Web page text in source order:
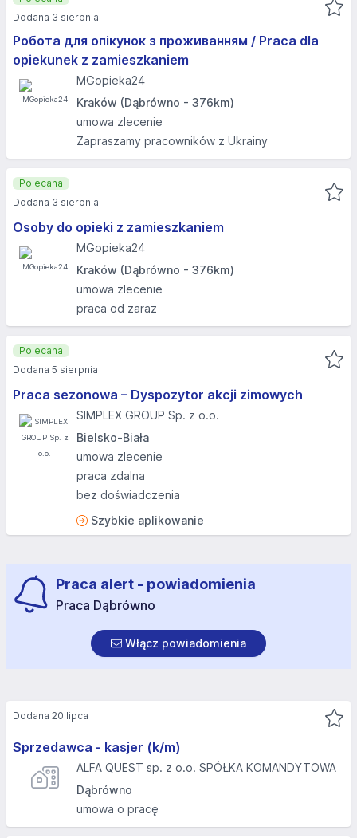
Робота для опікунок з проживанням / Praca dla
opiekunek z zamieszkaniem
MGopieka24
Kraków (Dąbrówno - 376km)
umowa zlecenie
Zapraszamy pracowników z Ukrainy
Dodana 3 sierpnia
Osoby do opieki z zamieszkaniem
MGopieka24
Kraków (Dąbrówno - 376km)
umowa zlecenie
praca od zaraz
Polecana
Dodana 3 sierpnia
Praca sezonowa – Dyspozytor akcji zimowych
SIMPLEX GROUP Sp. z o.o.
Bielsko-Biała
umowa zlecenie
praca zdalna
bez doświadczenia
Szybkie aplikowanie
Polecana
Dodana 5 sierpnia
Praca alert - powiadomienia
Praca Dąbrówno
Włącz powiadomienia
Sprzedawca - kasjer (k/m)
ALFA QUEST sp. z o.o. SPÓŁKA KOMANDYTOWA
Dąbrówno
umowa o pracę
Dodana 20 lipca